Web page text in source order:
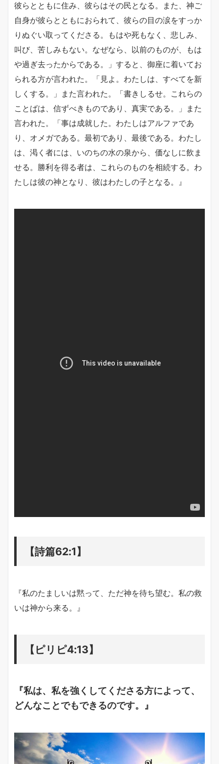
彼らとともに住み、彼らはその民となる。また、神ご
自身が彼らとともにおられて、彼らの目の涙をすっか
りぬぐい取ってくださる。もはや死もなく、悲しみ、
叫び、苦しみもない。なぜなら、以前のものが、もは
や過ぎ去ったからである。」すると、御座に着いてお
られる方が言われた。「見よ。わたしは、すべてを新
しくする。」また言われた。「書きしるせ。これらの
ことばは、信ずべきものであり、真実である。」また
言われた。「事は成就した。わたしはアルファであ
り、オメガである。最初であり、最後である。わたし
は、渇く者には、いのちの水の泉から、価なしに飲ま
せる。勝利を得る者は、これらのものを相続する。わ
たしは彼の神となり、彼はわたしの子となる。』
【詩篇62:1】
『私のたましいは黙って、ただ神を待ち望む。私の救
いは神から来る。』
【ピリピ4:13】
『私は、私を強くしてくださる方によって、
どんなことでもできるのです。』